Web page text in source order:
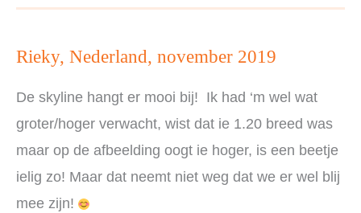
Rieky, Nederland, november 2019
De skyline hangt er mooi bij! Ik had ‘m wel wat
groter/hoger verwacht, wist dat ie 1.20 breed was
maar op de afbeelding oogt ie hoger, is een beetje
ielig zo! Maar dat neemt niet weg dat we er wel blij
mee zijn!